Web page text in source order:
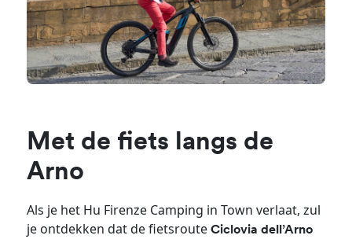
Met de fiets langs de
Arno
Als je het Hu Firenze Camping in Town verlaat, zul
je ontdekken dat de fietsrouteCiclovia dell’Arno